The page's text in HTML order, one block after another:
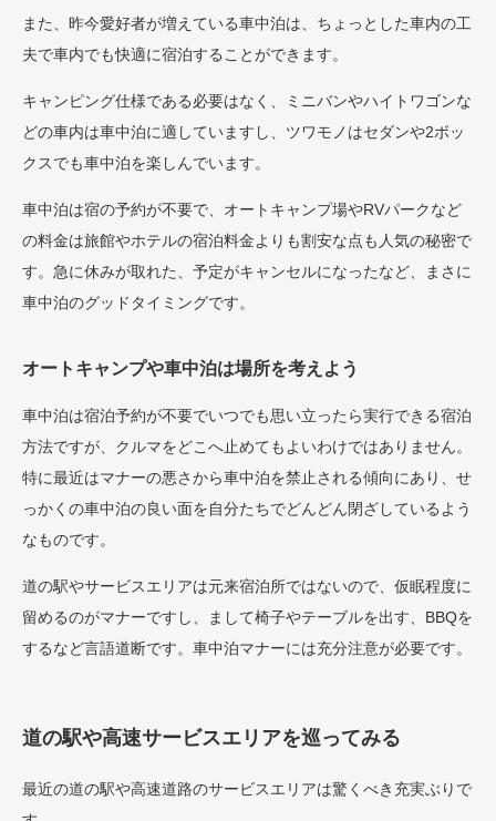
また、昨今愛好者が増えている車中泊は、ちょっとした車内の工
夫で車内でも快適に宿泊することができます。
キャンピング仕様である必要はなく、ミニバンやハイトワゴンな
どの車内は車中泊に適していますし、ツワモノはセダンや2ボッ
クスでも車中泊を楽しんでいます。
車中泊は宿の予約が不要で、オートキャンプ場やRVパークなど
の料金は旅館やホテルの宿泊料金よりも割安な点も人気の秘密で
す。急に休みが取れた、予定がキャンセルになったなど、まさに
車中泊のグッドタイミングです。
オートキャンプや車中泊は場所を考えよう
車中泊は宿泊予約が不要でいつでも思い立ったら実行できる宿泊
方法ですが、クルマをどこへ止めてもよいわけではありません。
特に最近はマナーの悪さから車中泊を禁止される傾向にあり、せ
っかくの車中泊の良い面を自分たちでどんどん閉ざしているよう
なものです。
道の駅やサービスエリアは元来宿泊所ではないので、仮眠程度に
留めるのがマナーですし、まして椅子やテーブルを出す、BBQを
するなど言語道断です。車中泊マナーには充分注意が必要です。
道の駅や高速サービスエリアを巡ってみる
最近の道の駅や高速道路のサービスエリアは驚くべき充実ぶりで